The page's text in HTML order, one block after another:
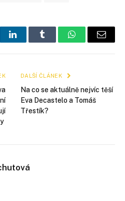
LinkedInTumblr WhatsApp
E-
DALŠÍ ČLÁNEK
Na co se aktuálně nejvíc těší
Eva Decastelo a Tomáš
Třestík?